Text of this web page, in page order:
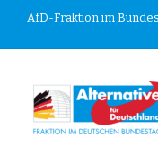
AfD-Fraktion im